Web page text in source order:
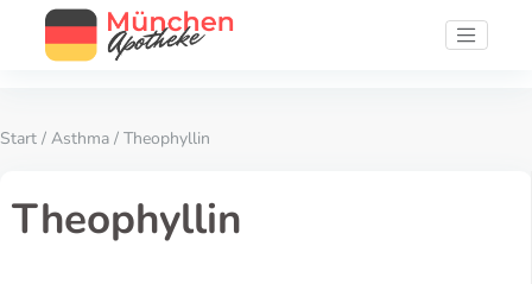
Start / Asthma / Theophyllin
Theophyllin